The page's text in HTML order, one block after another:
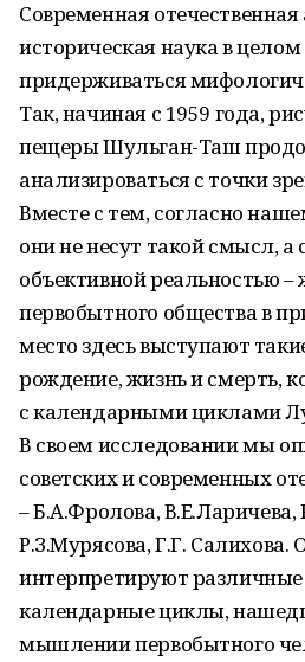
Современная
историческая наука в
придерживаться
Так, начиная с 1959 года,
пещеры Шульган-Таш
анализироваться с точки
Вместе с тем, согласно
они не несут такой смысл, а
объективной реальностью –
первобытного общества в
место здесь выступают
рождение, жизнь и смерть,
с календарными циклами
В своем исследовании мы
советских и современных
– Б.А.Фролова, В.Е.Ларичева,
Р.З.Мурясова, Г.Г. Салихова.
интерпретируют
календарные циклы,
мышлении первобытного